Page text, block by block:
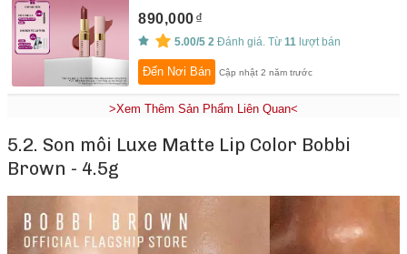
cao cho hiệu ứng lì mịn– sản phẩm trang
điểm bán chạy
By:Bobbi Brown
890,000
5.00/5 2 Đánh giá. Từ11 lượt bán
Đến Nơi Bán Cập nhật 2 năm trước
>Xem Thêm Sản Phẩm Liên Quan<
5.2. Son môi Luxe Matte Lip Color Bobbi
Brown - 4.5g